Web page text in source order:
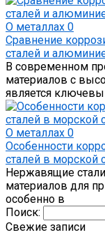
О металлах 0
Сравнение
сталей и
В современном
материалов с
является
О металлах 0
Особенности
сталей в морской
Нержавящие
материалов для
особенно в
Поиск:
Свежие записи